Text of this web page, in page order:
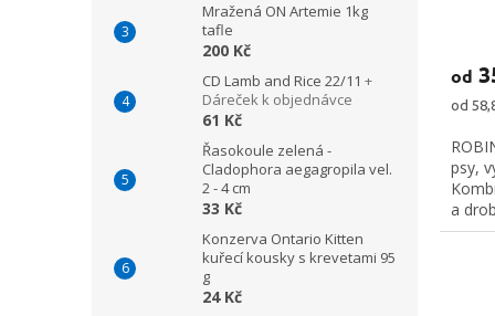
Mražená ON Artemie 1kg
tafle
200 Kč
CD Lamb and Rice 22/11 +
Dáreček k objednávce
61 Kč
Řasokoule zelená -
Cladophora aegagropila vel.
2 - 4 cm
33 Kč
Konzerva Ontario Kitten
kuřecí kousky s krevetami 95
g
24 Kč
5,0
z
5
od
Měrná
od
psy,
a